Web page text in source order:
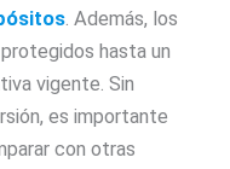
. Además, los
hasta un
vigente. Sin
es importante
con otras